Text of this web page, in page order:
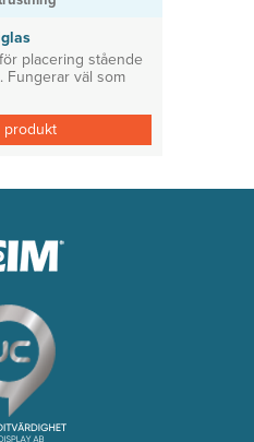
placering stående
Fungerar väl som
produkt